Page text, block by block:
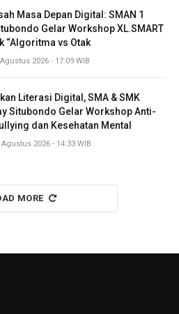
Masa Depan Digital: SMAN 1
Gelar Workshop XL.SMART
“Algoritma vs Otak
2026 - 17:09 WIB
Literasi Digital, SMA & SMK
Situbondo Gelar Workshop Anti-
dan Kesehatan Mental
2026 - 14:33 WIB
MORE